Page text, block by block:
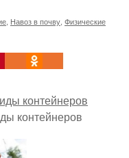
Навоз в почву Физические
контейнеров